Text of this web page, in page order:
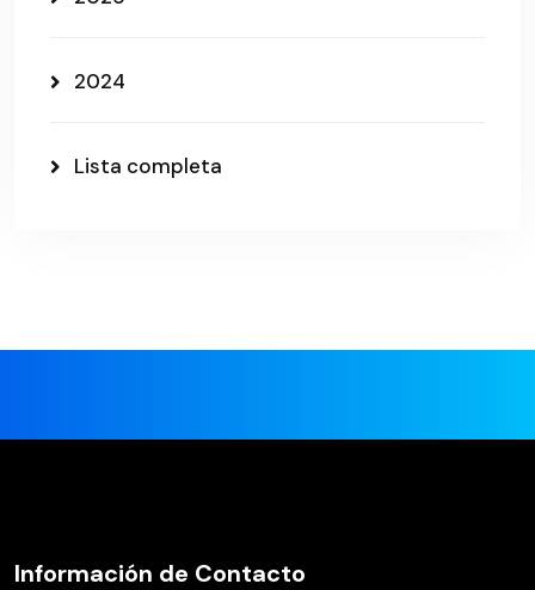
2024
Lista completa
Información de Contacto